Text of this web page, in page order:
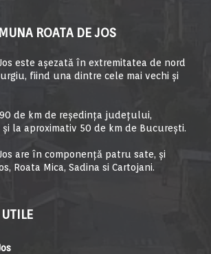
ROATA DE JOS
este aşezată în extremitatea de nord
fiind una dintre cele mai vechi şi
de km de reşedinţa judeţului,
la aproximativ 50 de km de Bucureşti.
are în componență patru sate, și
Roata Mica, Sadina si Cartojani.